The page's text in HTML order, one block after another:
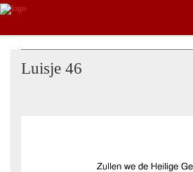
Luisje 46